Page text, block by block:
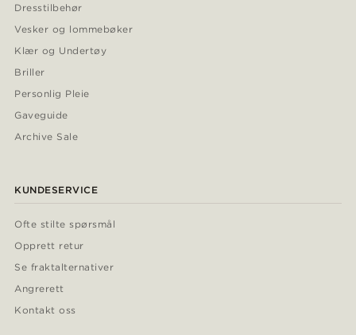
Dresstilbehør
Vesker og lommebøker
Klær og Undertøy
Briller
Personlig Pleie
Gaveguide
Archive Sale
KUNDESERVICE
Ofte stilte spørsmål
Opprett retur
Se fraktalternativer
Angrerett
Kontakt oss